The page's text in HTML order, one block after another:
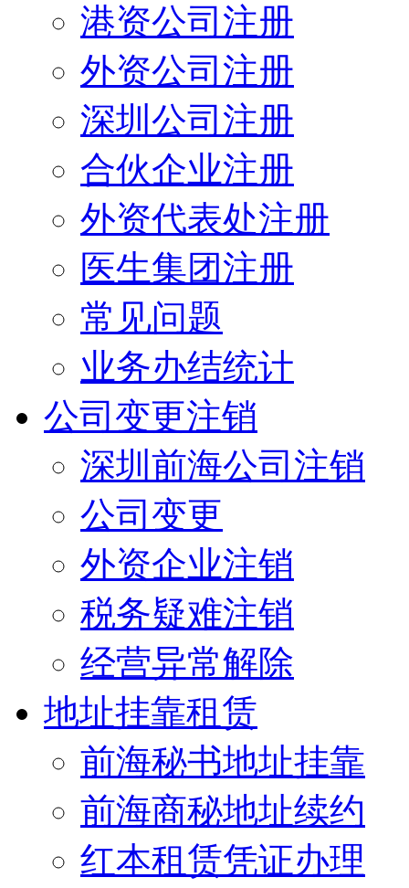
港资公司注册
外资公司注册
深圳公司注册
合伙企业注册
外资代表处注册
医生集团注册
常见问题
业务办结统计
公司变更注销
深圳前海公司注销
公司变更
外资企业注销
税务疑难注销
经营异常解除
地址挂靠租赁
前海秘书地址挂靠
前海商秘地址续约
红本租赁凭证办理